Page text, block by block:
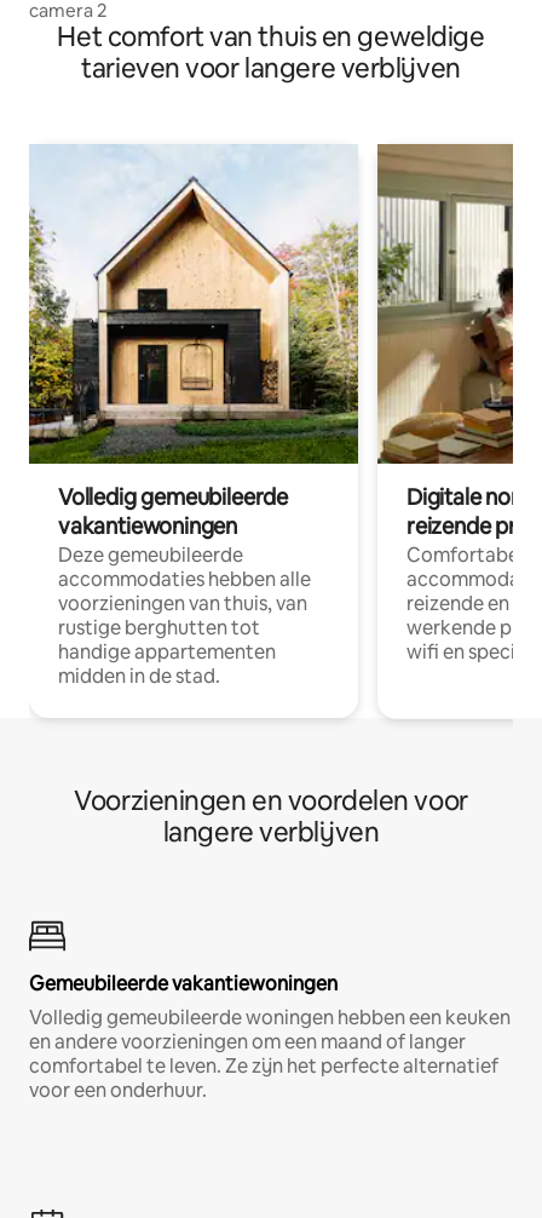
camera 2
Het comfort van thuis en geweldige
tarieven voor langere verblijven
Volledig gemeubileerde
vakantiewoningen
Deze gemeubileerde
accommodaties hebben alle
voorzieningen van thuis, van
rustige berghutten tot
handige appartementen
midden in de stad.
Digitale
reizende
Comfortabele
reizende en
werkende
wifi en
Voorzieningen en voordelen voor
langere verblijven
Gemeubileerde vakantiewoningen
Volledig gemeubileerde woningen hebben een keuken
en andere voorzieningen om een maand of langer
comfortabel te leven. Ze zijn het perfecte alternatief
voor een onderhuur.